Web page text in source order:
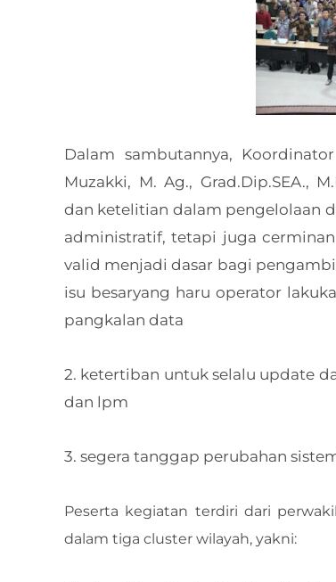
Dalam sambutannya,
Muzakki, M. Ag., Grad.Dip.SEA.,
dan ketelitian dalam pengelolaan
administratif, tetapi juga
valid menjadi dasar bagi
isu besaryang haru operator
pangkalan data
2. ⁠ketertiban untuk selalu update
dan lpm
3. ⁠segera tanggap perubahan
Peserta kegiatan terdiri dari
dalam tiga cluster wilayah, yakni: